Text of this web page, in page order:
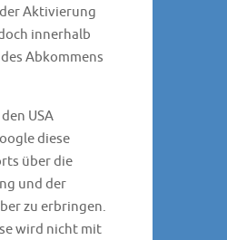
Aktivierung
innerhalb
Abkommens
USA
diese
über die
und der
zu erbringen.
wird nicht mit